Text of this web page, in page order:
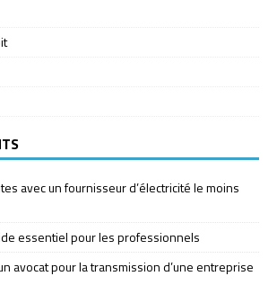
avec un fournisseur d’électricité le moins
essentiel pour les professionnels
avocat pour la transmission d’une entreprise